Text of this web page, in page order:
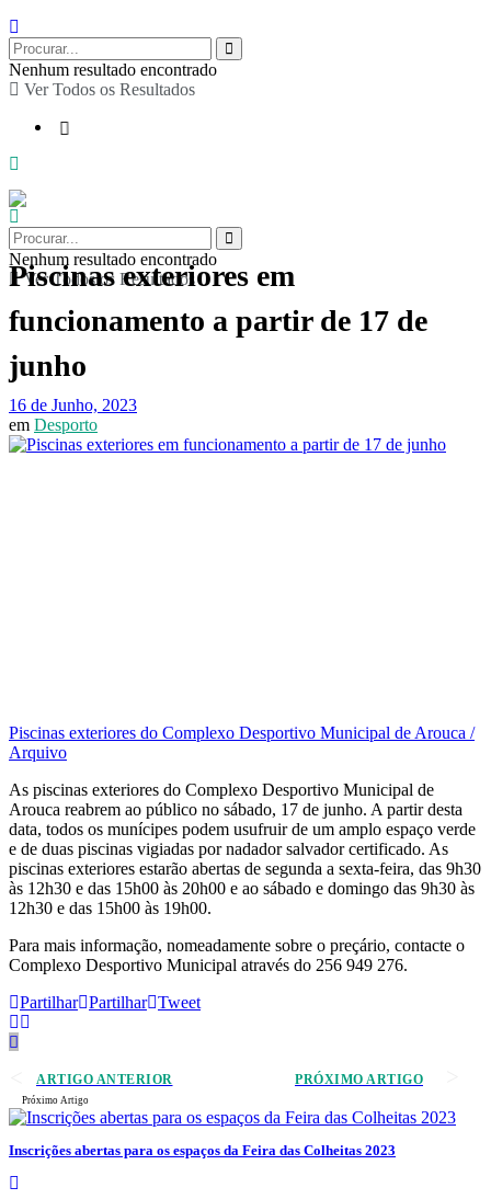
Nenhum resultado encontrado
Ver Todos os Resultados
Nenhum resultado encontrado
Ver Todos os Resultados
Piscinas exteriores em
funcionamento a partir de 17 de
junho
16 de Junho, 2023
em Desporto
Piscinas exteriores do Complexo Desportivo Municipal de Arouca /
Arquivo
As piscinas exteriores do Complexo Desportivo Municipal de
Arouca reabrem ao público no sábado, 17 de junho. A partir desta
data, todos os munícipes podem usufruir de um amplo espaço verde
e de duas piscinas vigiadas por nadador salvador certificado. As
piscinas exteriores estarão abertas de segunda a sexta-feira, das 9h30
às 12h30 e das 15h00 às 20h00 e ao sábado e domingo das 9h30 às
12h30 e das 15h00 às 19h00.
Para mais informação, nomeadamente sobre o preçário, contacte o
Complexo Desportivo Municipal através do 256 949 276.
Partilhar Partilhar Tweet
ARTIGO ANTERIOR PRÓXIMO ARTIGO
Próximo Artigo
Inscrições abertas para os espaços da Feira das Colheitas 2023